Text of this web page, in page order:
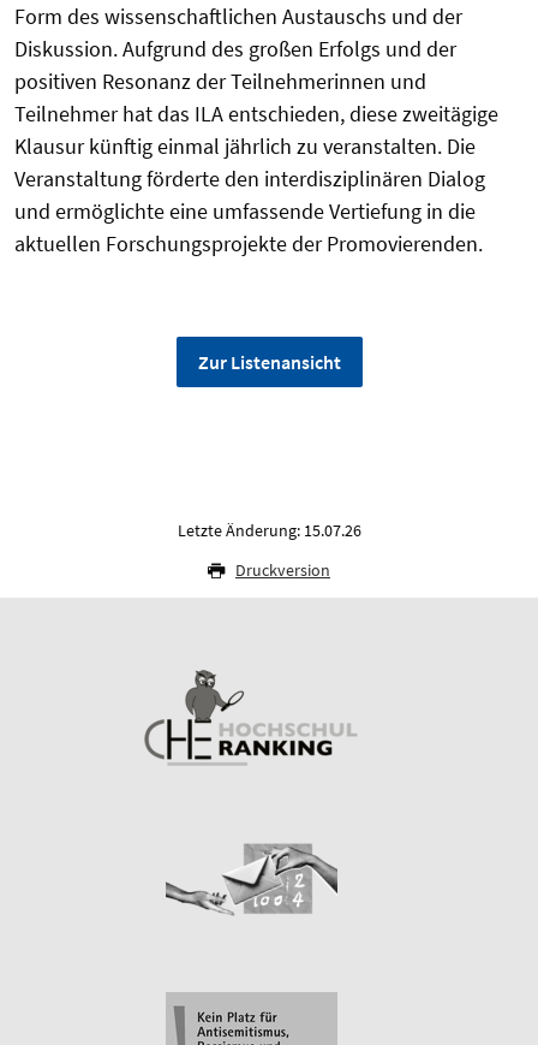
Form des wissenschaftlichen Austauschs und der
Diskussion. Aufgrund des großen Erfolgs und der
positiven Resonanz der Teilnehmerinnen und
Teilnehmer hat das ILA entschieden, diese zweitägige
Klausur künftig einmal jährlich zu veranstalten. Die
Veranstaltung förderte den interdisziplinären Dialog
und ermöglichte eine umfassende Vertiefung in die
aktuellen Forschungsprojekte der Promovierenden.
Zur Listenansicht
Letzte Änderung: 15.07.26
Druckversion